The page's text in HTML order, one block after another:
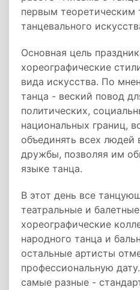
первым теоретическим
танцевального
Основная цель
хореографические
вида искусства. По
танца - веский повод
политических,
национальных границ,
объединять всех
дружбы, позволяя им
языке танца.
В этот день все
театральные и
хореографические
народного танца и
остальные артисты
профессиональную
самые разные -